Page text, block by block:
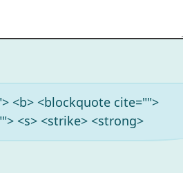
<b> <blockquote cite="">
<s> <strike> <strong>